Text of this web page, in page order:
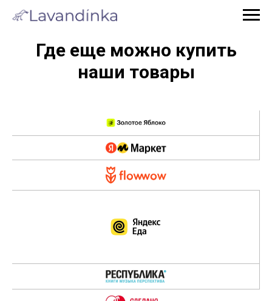
Где еще можно купить
наши товары